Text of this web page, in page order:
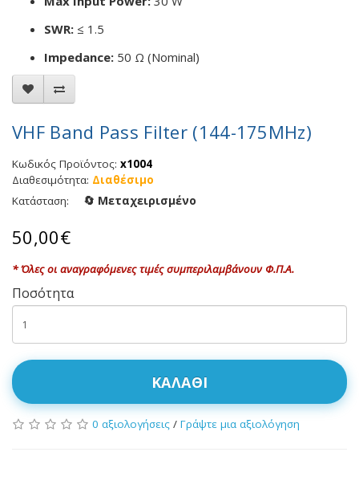
SWR: ≤ 1.5
Impedance: 50 Ω (Nominal)
VHF Band Pass Filter (144-175MHz)
Κωδικός Προϊόντος: x1004
Διαθεσιμότητα: Διαθέσιμο
Κατάσταση:
🔄 Μεταχειρισμένο
50,00€
* Όλες οι αναγραφόμενες τιμές συμπεριλαμβάνουν Φ.Π.Α.
Ποσότητα
ΚΑΛΆΘΙ
0 αξιολογήσεις / Γράψτε μια αξιολόγηση